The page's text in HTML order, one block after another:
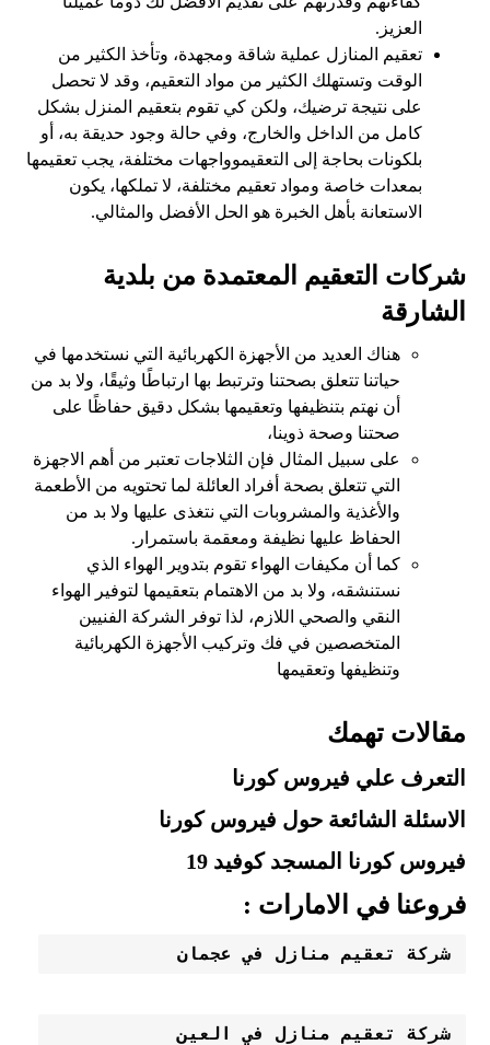
العزيز.
تعقيم المنازل عملية شاقة ومجهدة، وتأخذ الكثير من
الوقت وتستهلك الكثير من مواد التعقيم، وقد لا تحصل
على نتيجة ترضيك، ولكن كي تقوم بتعقيم المنزل بشكل
كامل من الداخل والخارج، وفي حالة وجود حديقة به، أو
بلكونات بحاجة إلى التعقيموواجهات مختلفة، يجب تعقيمها
بمعدات خاصة ومواد تعقيم مختلفة، لا تملكها، يكون
الاستعانة بأهل الخبرة هو الحل الأفضل والمثالي.
شركات التعقيم المعتمدة من بلدية
الشارقة
هناك العديد من الأجهزة الكهربائية التي نستخدمها في
حياتنا تتعلق بصحتنا وترتبط بها ارتباطًا وثيقًا، ولا بد من
أن نهتم بتنظيفها وتعقيمها بشكل دقيق حفاظًا على
صحتنا وصحة ذوينا،
على سبيل المثال فإن الثلاجات تعتبر من أهم الاجهزة
التي تتعلق بصحة أفراد العائلة لما تحتويه من الأطعمة
والأغذية والمشروبات التي نتغذى عليها ولا بد من
الحفاظ عليها نظيفة ومعقمة باستمرار.
كما أن مكيفات الهواء تقوم بتدوير الهواء الذي
نستنشقه، ولا بد من الاهتمام بتعقيمها لتوفير الهواء
النقي والصحي اللازم، لذا توفر الشركة الفنيين
المتخصصين في فك وتركيب الأجهزة الكهربائية
وتنظيفها وتعقيمها
مقالات تهمك
التعرف علي فيروس كورنا
الاسئلة الشائعة حول فيروس كورنا
فيروس كورنا المسجد كوفيد 19
فروعنا في الامارات :
شركة تعقيم منازل في عجمان
شركة تعقيم منازل في العين